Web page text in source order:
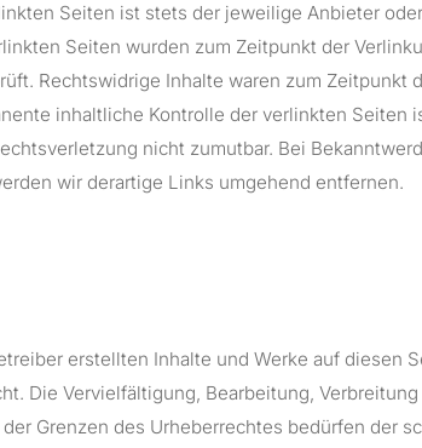
Seiten ist stets der jeweilige Anbieter
Seiten wurden zum Zeitpunkt der
Rechtswidrige Inhalte waren zum Zeitpunkt
inhaltliche Kontrolle der verlinkten Seiten
nicht zumutbar. Bei
wir derartige Links umgehend entfernen.
erstellten Inhalte und Werke auf diesen
Die Vervielfältigung, Bearbeitung,
Grenzen des Urheberrechtes bedürfen der